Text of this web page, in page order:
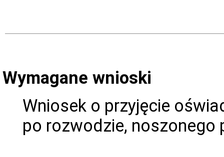
Wymagane wnioski
Wniosek o przyjęcie
po rozwodzie, noszonego